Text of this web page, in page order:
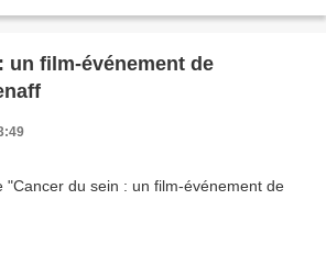
un film-événement de